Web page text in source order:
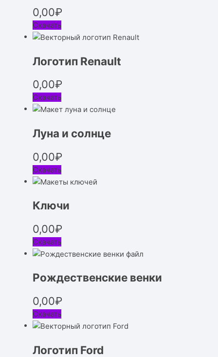
0,00₽
Скачать
Логотип Renault
0,00₽
Скачать
Луна и солнце
0,00₽
Скачать
Ключи
0,00₽
Скачать
Рождественские венки
0,00₽
Скачать
Логотип Ford